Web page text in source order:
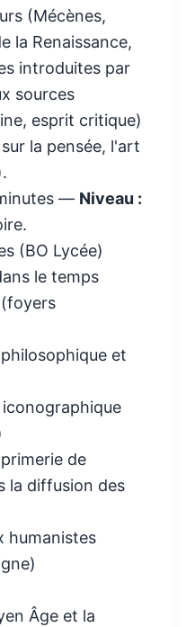
(Mécènes,
la Renaissance,
introduites par
sources
esprit critique)
la pensée, l'art
— Niveau :
(BO Lycée)
le temps
et
de
la diffusion des
humanistes
Âge et la